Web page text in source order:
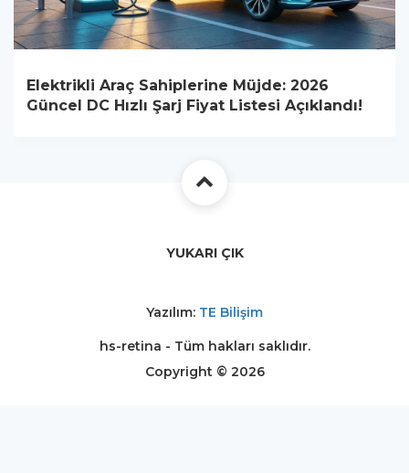
Elektrikli Araç Sahiplerine Müjde: 2026
Güncel DC Hızlı Şarj Fiyat Listesi Açıklandı!
YUKARI ÇIK
Yazılım: TE Bilişim
hs-retina - Tüm hakları saklıdır.
Copyright © 2026